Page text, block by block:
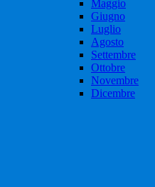
Maggio
Giugno
Luglio
Agosto
Settembre
Ottobre
Novembre
Dicembre